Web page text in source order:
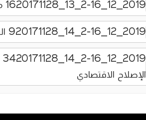
2019_12_2-16_13_1620171128 مصر بعد عام من برنامج الإصلاح الاقتصادي
2019_12_2-16_14_920171128 البيان الصحفي
الإصلاح الاقتصادي